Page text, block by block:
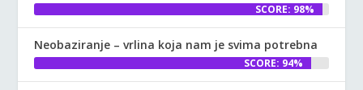
SCORE: 98%
Neobaziranje – vrlina koja nam je svima potrebna
SCORE: 94%